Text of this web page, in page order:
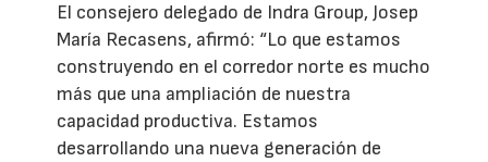
El consejero delegado de Indra Group, Josep
María Recasens, afirmó: “Lo que estamos
construyendo en el corredor norte es mucho
más que una ampliación de nuestra
capacidad productiva. Estamos
desarrollando una nueva generación de